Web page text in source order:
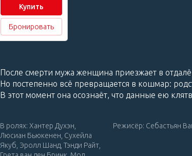
Купить
Бронировать
После смерти мужа женщина приезжает в
Но постепенно всё превращается в кошмар:
В этот момент она осознаёт, что данные ею
В ролях: Хантер Духэн,
Люсиан Бьюкенен, Сухейла
Якуб, Эролл Шанд, Тэнди Райт,
Режисёр: Себастьян